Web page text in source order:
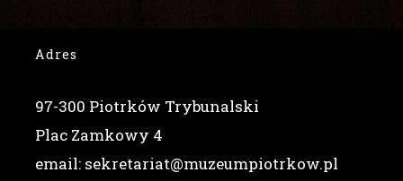
Adres
97-300 Piotrków Trybunalski
Plac Zamkowy 4
email: sekretariat@muzeumpiotrkow.pl